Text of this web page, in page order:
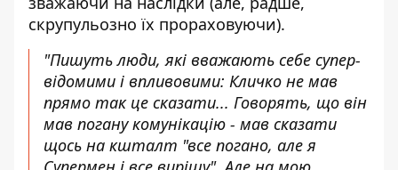
скрупульозно їх прораховуючи).
"Пишуть люди, які вважають себе супер-
відомими і впливовими: Кличко не мав
прямо так це сказати... Говорять, що він
мав погану комунікацію - мав сказати
щось на кшталт "все погано, але я